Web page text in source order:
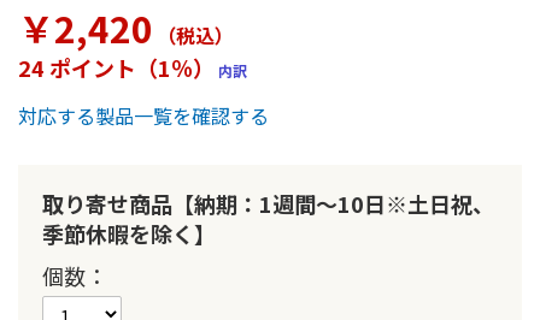
￥2,420 （税込）
24 ポイント（1％） 内訳
対応する製品一覧を確認する
取り寄せ商品【納期：1週間～10日※土日祝、
季節休暇を除く】
個数
リ
ー
の
最
初
動
す
る